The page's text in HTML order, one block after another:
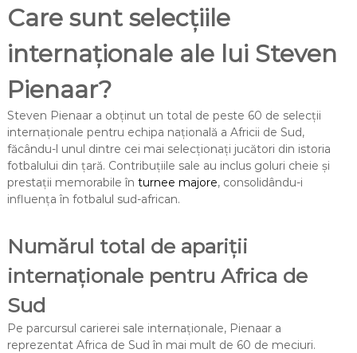
Care sunt selecțiile
internaționale ale lui Steven
Pienaar?
Steven Pienaar a obținut un total de peste 60 de selecții
internaționale pentru echipa națională a Africii de Sud,
făcându-l unul dintre cei mai selecționați jucători din istoria
fotbalului din țară. Contribuțiile sale au inclus goluri cheie și
prestații memorabile în turnee majore, consolidându-i
influența în fotbalul sud-african.
Numărul total de apariții
internaționale pentru Africa de
Sud
Pe parcursul carierei sale internaționale, Pienaar a
reprezentat Africa de Sud în mai mult de 60 de meciuri.